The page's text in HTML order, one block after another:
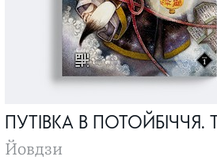
ПУТІВКА В ПОТОЙБІЧЧЯ.
Йовдзи